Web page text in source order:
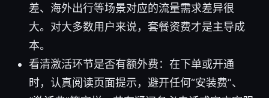
差、海外出行等场景对应的流量需求差异很
大。对大多数用户来说，套餐资费才是主导成
本。
看清激活环节是否有额外费：在下单或开通
时，认真阅读页面提示，避开任何“安装费”、